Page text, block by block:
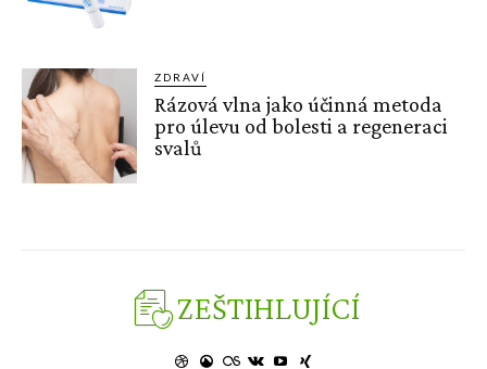
ZDRAVÍ
Rázová vlna jako účinná metoda
pro úlevu od bolesti a regeneraci
svalů
ZEŠTIHLUJÍCÍ